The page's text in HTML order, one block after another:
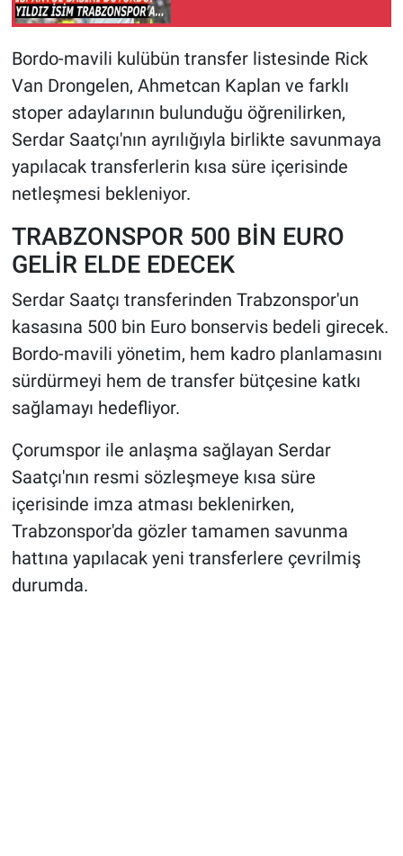
Bordo-mavili kulübün transfer listesinde Rick
Van Drongelen, Ahmetcan Kaplan ve farklı
stoper adaylarının bulunduğu öğrenilirken,
Serdar Saatçı'nın ayrılığıyla birlikte savunmaya
yapılacak transferlerin kısa süre içerisinde
netleşmesi bekleniyor.
TRABZONSPOR 500 BİN EURO
GELİR ELDE EDECEK
Serdar Saatçı transferinden Trabzonspor'un
kasasına 500 bin Euro bonservis bedeli girecek.
Bordo-mavili yönetim, hem kadro planlamasını
sürdürmeyi hem de transfer bütçesine katkı
sağlamayı hedefliyor.
Çorumspor ile anlaşma sağlayan Serdar
Saatçı'nın resmi sözleşmeye kısa süre
içerisinde imza atması beklenirken,
Trabzonspor'da gözler tamamen savunma
hattına yapılacak yeni transferlere çevrilmiş
durumda.